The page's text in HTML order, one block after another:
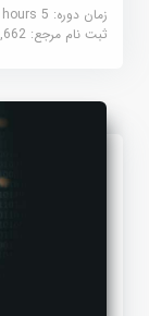
زمان دوره: 5 hours
ثبت نام مرجع: